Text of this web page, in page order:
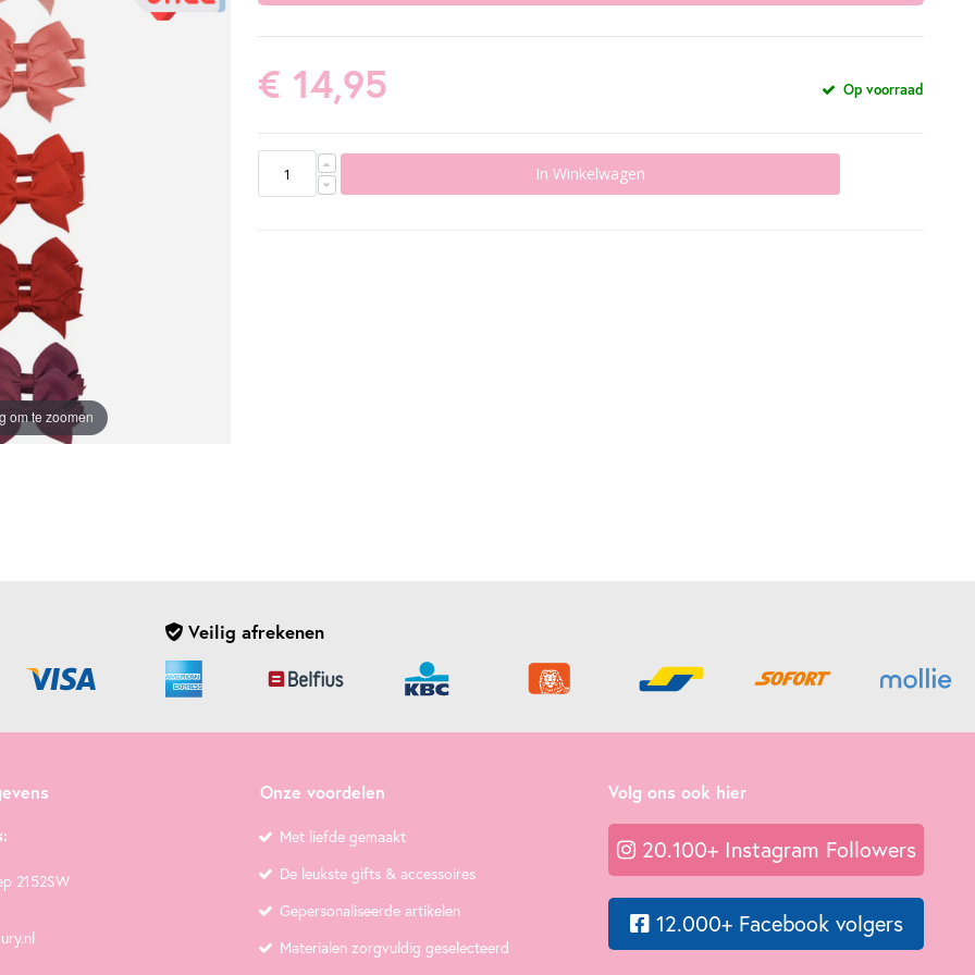
om te zoomen
€ 14,95 Op voorraad
In Winkelwagen
Veilig afrekenen
2152SW
Onze voordelen
Met liefde gemaakt
De leukste gifts & accessoires
Gepersonaliseerde artikelen
Materialen zorgvuldig geselecteerd
Volg ons ook hier
20.100+ Instagram Followers
12.000+ Facebook volgers